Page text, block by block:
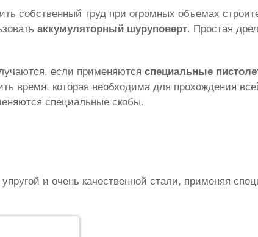
собственный труд при огромных объемах
аккумуляторный шуруповерт. Простая
если применяютсяспециальные
время, которая необходима для прохождения
специальные скобы.
и очень качественной стали, применяя